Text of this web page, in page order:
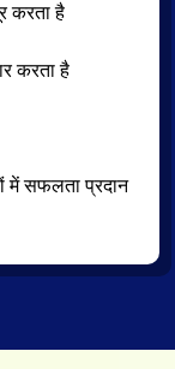
करता है
करता है
में सफलता प्रदान